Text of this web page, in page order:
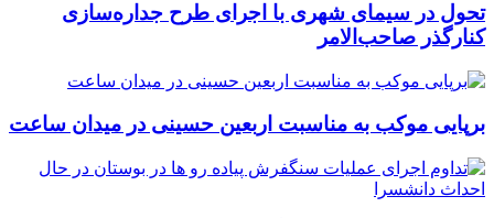
تحول در سیمای شهری با اجرای طرح جداره‌سازی
کنارگذر صاحب‌الامر
برپایی موکب به مناسبت اربعین حسینی در میدان ساعت